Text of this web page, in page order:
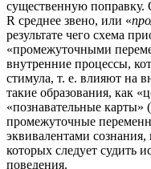
существенную
R среднее звено, или «
результате чего схема
«промежуточными
внутренние процессы,
стимула, т. е. влияют на
такие образования, как
«познавательные карты»
промежуточные
эквивалентами
которых следует судить
поведения.